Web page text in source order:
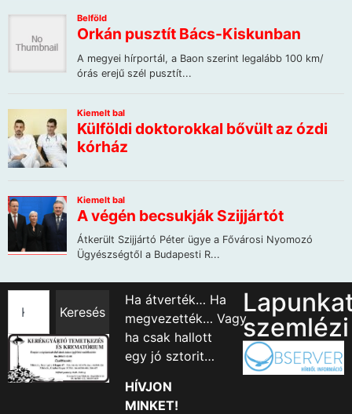
Keresés
Ha átverték… Ha
megvezették… Vagy
ha csak hallott
egy jó sztorit…
HÍVJON
MINKET!
szemlézi